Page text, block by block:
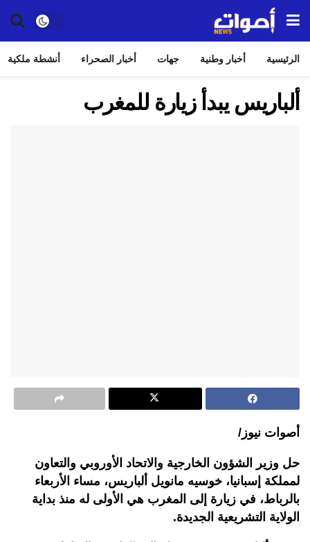
الرئيسية أخبار وطنية جهات أخبار الصحراء أنشطة ملكية
ألباريس يبدأ زيارة للمغرب
أصوات نيوز/
حل وزير الشؤون الخارجية والاتحاد الأوروبي والتعاون
لمملكة إسبانيا، خوسيه مانويل ألباريس، مساء الأربعاء
بالرباط، في زيارة إلى المغرب هي الأولى له منذ بداية
الولاية التشريعية الجديدة.